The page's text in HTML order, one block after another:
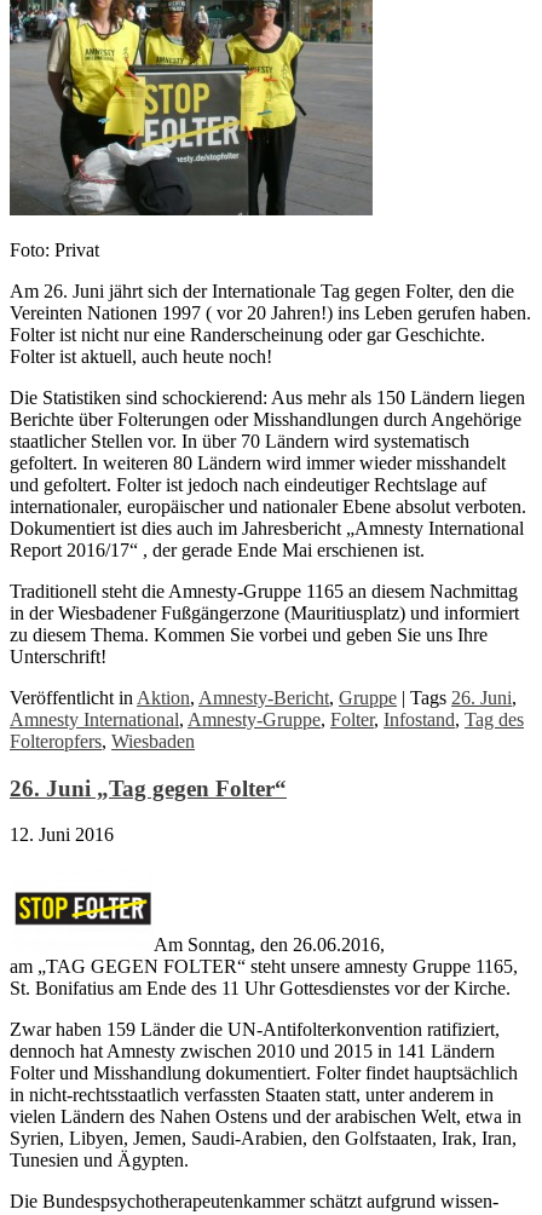
Foto: Privat
Am 26. Juni jährt sich der Internationale Tag gegen Folter, den die
Vereinten Nationen 1997 ( vor 20 Jahren!) ins Leben gerufen haben.
Folter ist nicht nur eine Randerscheinung oder gar Geschichte.
Folter ist aktuell, auch heute noch!
Die Statistiken sind schockierend: Aus mehr als 150 Ländern liegen
Berichte über Folterungen oder Misshandlungen durch Angehörige
staatlicher Stellen vor. In über 70 Ländern wird systematisch
gefoltert. In weiteren 80 Ländern wird immer wieder misshandelt
und gefoltert. Folter ist jedoch nach eindeutiger Rechtslage auf
internationaler, europäischer und nationaler Ebene absolut verboten.
Dokumentiert ist dies auch im Jahresbericht „Amnesty International
Report 2016/17“ , der gerade Ende Mai erschienen ist.
Traditionell steht die Amnesty-Gruppe 1165 an diesem Nachmittag
in der Wiesbadener Fußgängerzone (Mauritiusplatz) und informiert
zu diesem Thema. Kommen Sie vorbei und geben Sie uns Ihre
Unterschrift!
Veröffentlicht in Aktion, Amnesty-Bericht, Gruppe | Tags 26. Juni,
Amnesty International, Amnesty-Gruppe, Folter, Infostand, Tag des
Folteropfers, Wiesbaden
26. Juni „Tag gegen Folter“
12. Juni 2016
Am Sonntag, den 26.06.2016,
am „TAG GEGEN FOLTER“ steht unsere amnesty Gruppe 1165,
St. Bonifatius am Ende des 11 Uhr Gottesdienstes vor der Kirche.
Zwar haben 159 Länder die UN-Antifolterkonvention ratifiziert,
dennoch hat Amnesty zwischen 2010 und 2015 in 141 Ländern
Folter und Misshandlung dokumentiert. Folter findet hauptsächlich
in nicht-rechtsstaatlich verfassten Staaten statt, unter anderem in
vielen Ländern des Nahen Ostens und der arabischen Welt, etwa in
Syrien, Libyen, Jemen, Saudi-Arabien, den Golfstaaten, Irak, Iran,
Tunesien und Ägypten.
Die Bundespsychotherapeutenkammer schätzt aufgrund wissen­